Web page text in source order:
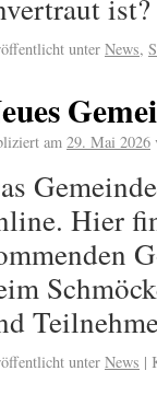
unter News,
am 29. Mai 2026
Hier
unter News |